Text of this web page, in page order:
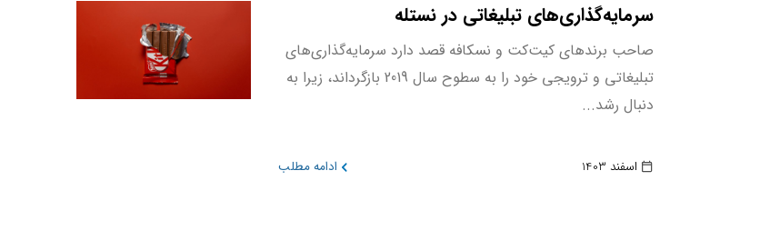
سرمایه‌گذاری‌های تبلیغاتی در نستله
صاحب برندهای کیت‌کت و نسکافه قصد دارد سرمایه‌گذاری‌های
تبلیغاتی و ترویجی خود را به سطوح سال 2019 بازگرداند، زیرا به
دنبال رشد...
اسفند 1403 ادامه مطلب